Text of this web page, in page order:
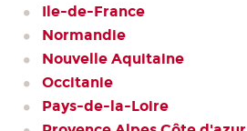
Ile-de-France
Normandie
Nouvelle Aquitaine
Occitanie
Pays-de-la-Loire